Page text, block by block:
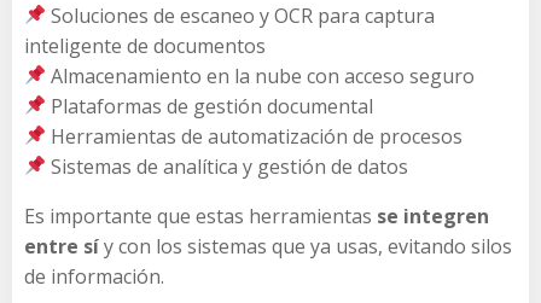
Soluciones de escaneo y OCR para captura
inteligente de documentos
Almacenamiento en la nube con acceso seguro
Plataformas de gestión documental
Herramientas de automatización de procesos
Sistemas de analítica y gestión de datos
Es importante que estas herramientas se integren
entre síy con los sistemas que ya usas, evitando silos
de información.